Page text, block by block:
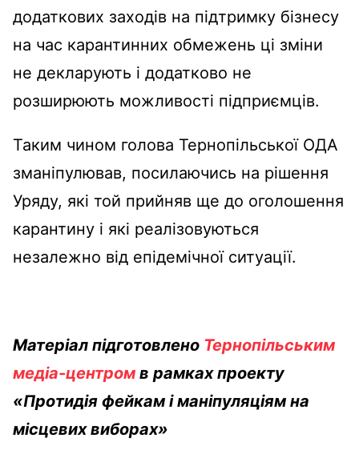
додаткових заходів на підтримку бізнесу
на час карантинних обмежень ці зміни
не декларують і додатково не
розширюють можливості підприємців.
Таким чином голова Тернопільської ОДА
зманіпулював, посилаючись на рішення
Уряду, які той прийняв ще до оголошення
карантину і які реалізовуються
незалежно від епідемічної ситуації.
Матеріал підготовлено Тернопільським
медіа-центром в рамках проекту
«Протидія фейкам і маніпуляціям на
місцевих виборах»